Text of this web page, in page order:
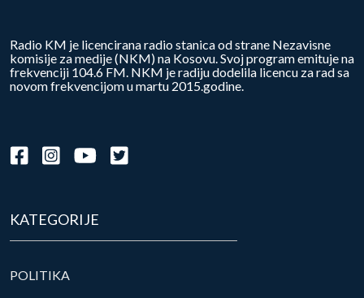
Radio KM je licencirana radio stanica od strane Nezavisne
komisije za medije (NKM) na Kosovu. Svoj program emituje na
frekvenciji 104.6 FM. NKM je radiju dodelila licencu za rad sa
novom frekvencijom u martu 2015.godine.
KATEGORIJE
POLITIKA